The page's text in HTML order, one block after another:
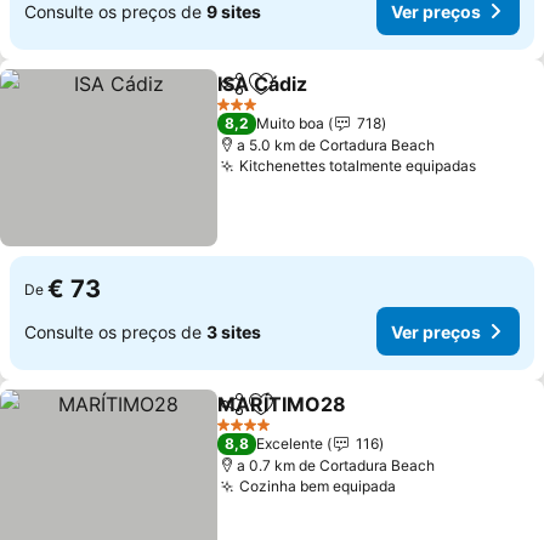
Consulte os preços de 9 sites Ver preços
PartilharAdicionar aos favoritos
ISA Cádiz
3 Estrelas
8,2 Muito boa
718
a 5.0 km de Cortadura Beach
Kitchenettes totalmente equipadas
De € 73
Consulte os preços de 3 sites Ver preços
PartilharAdicionar aos favoritos
MARÍTIMO28
4 Estrelas
8,8 Excelente
116
a 0.7 km de Cortadura Beach
Cozinha bem equipada